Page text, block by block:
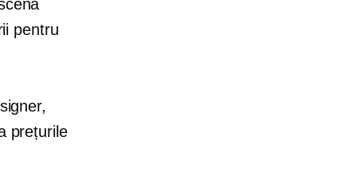
pentru
prețurile